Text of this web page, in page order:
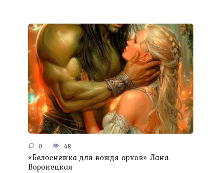
0 48
«Белоснежка для вождя орков» Лана
Воронецкая